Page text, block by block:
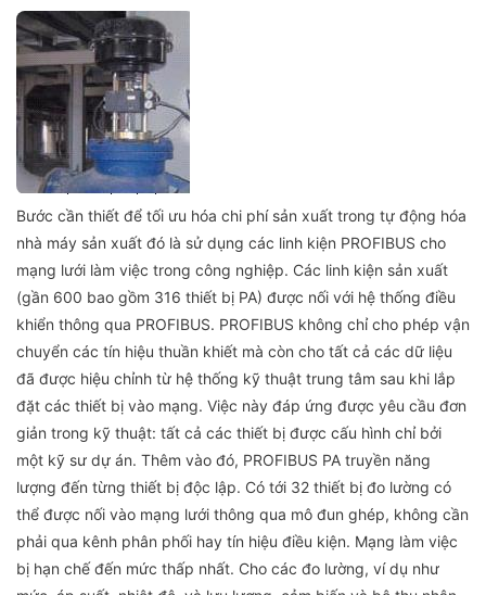
Bước cần thiết để tối ưu hóa chi phí sản xuất trong tự động hóa
nhà máy sản xuất đó là sử dụng các linh kiện PROFIBUS cho
mạng lưới làm việc trong công nghiệp. Các linh kiện sản xuất
(gần 600 bao gồm 316 thiết bị PA) được nối với hệ thống điều
khiển thông qua PROFIBUS. PROFIBUS không chỉ cho phép vận
chuyển các tín hiệu thuần khiết mà còn cho tất cả các dữ liệu
đã được hiệu chỉnh từ hệ thống kỹ thuật trung tâm sau khi lắp
đặt các thiết bị vào mạng. Việc này đáp ứng được yêu cầu đơn
giản trong kỹ thuật: tất cả các thiết bị được cấu hình chỉ bởi
một kỹ sư dự án. Thêm vào đó, PROFIBUS PA truyền năng
lượng đến từng thiết bị độc lập. Có tới 32 thiết bị đo lường có
thể được nối vào mạng lưới thông qua mô đun ghép, không cần
phải qua kênh phân phối hay tín hiệu điều kiện. Mạng làm việc
bị hạn chế đến mức thấp nhất. Cho các đo lường, ví dụ như